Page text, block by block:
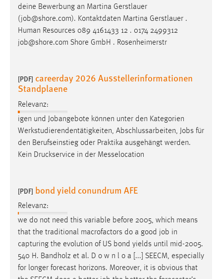
deine Bewerbung an Martina Gerstlauer
(job@shore.com). Kontaktdaten Martina Gerstlauer .
Human Resources 089 4161433 12 . 0174 2499312
job@shore.com Shore GmbH . Rosenheimerstr
[PDF] careerday 2026 Ausstellerinformationen
Standplaene
Relevanz:
igen und Jobangebote können unter den Kategorien
Werkstudierendentätigkeiten, Abschlussarbeiten, Jobs für
den Berufseinstieg oder Praktika ausgehängt werden.
Kein Druckservice in der Messelocation
[PDF] bond yield conundrum AFE
Relevanz:
we do not need this variable before 2005, which means
that the traditional macrofactors do a good job in
capturing the evolution of US bond yields until mid-2005.
540 H. Bandholz et al. D o w n l o a [...] SEECM, especially
for longer forecast horizons. Moreover, it is obvious that